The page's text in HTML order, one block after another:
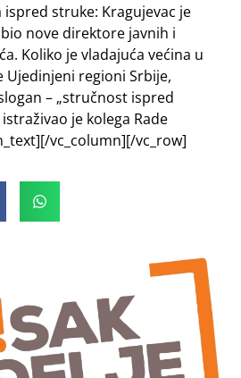
ispred struke: Kragujevac je
nove direktore javnih i
Koliko je vladajuća većina u
Ujedinjeni regioni Srbije,
– „stručnost ispred
je kolega Rade
vc_column][/vc_row]